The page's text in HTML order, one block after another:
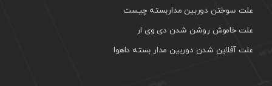
علت سوختن دوربین مداربسته چیست
علت خاموش روشن شدن دی وی ار
علت آفلاین شدن دوربین مدار بسته داهوا